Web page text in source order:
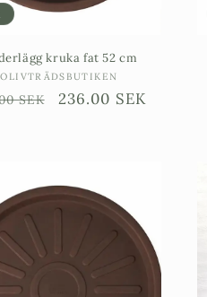
kruka fat 52 cm
Säljare:
OLIVTRÄDSBUTIKEN
SEK Försäljningspris
236.00 SEK